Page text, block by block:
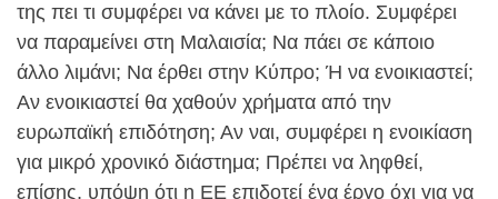
της πει τι συμφέρει να κάνει με το πλοίο. Συμφέρει
να παραμείνει στη Μαλαισία; Να πάει σε κάποιο
άλλο λιμάνι; Να έρθει στην Κύπρο; Ή να ενοικιαστεί;
Αν ενοικιαστεί θα χαθούν χρήματα από την
ευρωπαϊκή επιδότηση; Αν ναι, συμφέρει η ενοικίαση
για μικρό χρονικό διάστημα; Πρέπει να ληφθεί,
επίσης, υπόψη ότι η ΕΕ επιδοτεί ένα έργο όχι για να